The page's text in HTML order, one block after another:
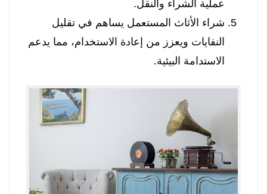
عملية الشراء والنقل.
شراء الأثاث المستعمل يساهم في تقليل
النفايات ويعزز من إعادة الاستخدام، مما يدعم
الاستدامة البيئية.